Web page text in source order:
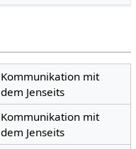
Kommunikation mit
dem Jenseits
Kommunikation mit
dem Jenseits